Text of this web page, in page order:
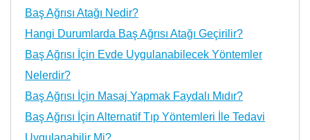
Baş Ağrısı Atağı Nedir?
Hangi Durumlarda Baş Ağrısı Atağı Geçirilir?
Baş Ağrısı İçin Evde Uygulanabilecek Yöntemler
Nelerdir?
Baş Ağrısı İçin Masaj Yapmak Faydalı Mıdır?
Baş Ağrısı İçin Alternatif Tıp Yöntemleri İle Tedavi
Uygulanabilir Mi?